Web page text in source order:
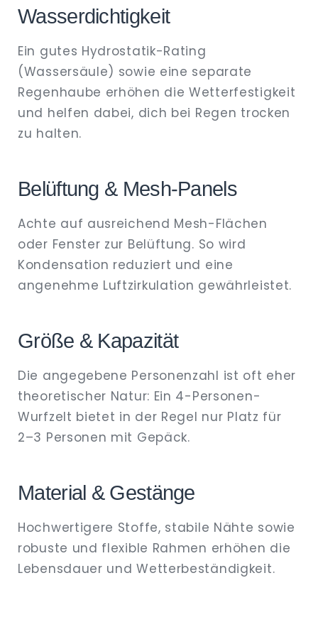
Wasserdichtigkeit
Ein gutes Hydrostatik-Rating
(Wassersäule) sowie eine separate
Regenhaube erhöhen die Wetterfestigkeit
und helfen dabei, dich bei Regen trocken
zu halten.
Belüftung & Mesh‑Panels
Achte auf ausreichend Mesh-Flächen
oder Fenster zur Belüftung. So wird
Kondensation reduziert und eine
angenehme Luftzirkulation gewährleistet.
Größe & Kapazität
Die angegebene Personenzahl ist oft eher
theoretischer Natur: Ein 4-Personen-
Wurfzelt bietet in der Regel nur Platz für
2–3 Personen mit Gepäck.
Material & Gestänge
Hochwertigere Stoffe, stabile Nähte sowie
robuste und flexible Rahmen erhöhen die
Lebensdauer und Wetterbeständigkeit.